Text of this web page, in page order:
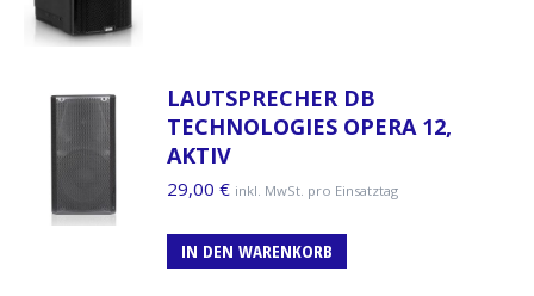
LAUTSPRECHER DB
TECHNOLOGIES OPERA 12,
AKTIV
29,00 € inkl. MwSt. pro Einsatztag
IN DEN WARENKORB